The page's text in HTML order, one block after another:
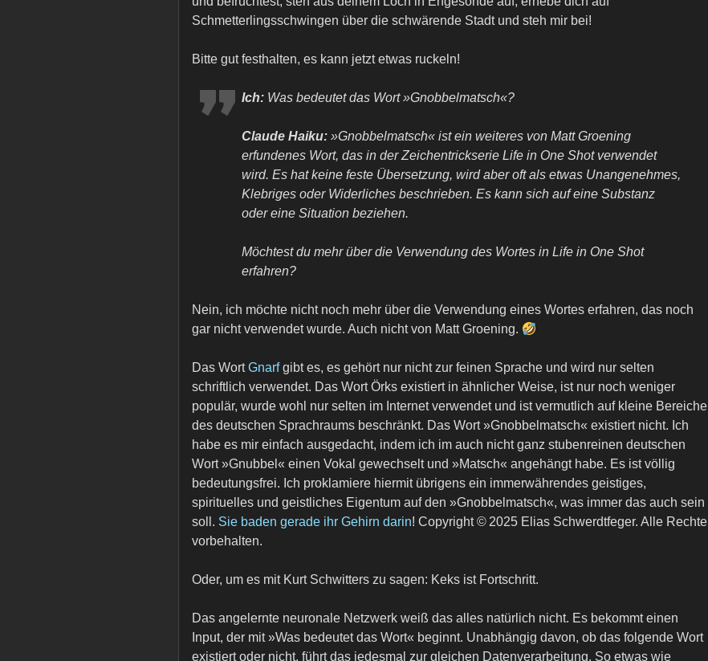
Schmetterlingsschwingen über die schwärende Stadt und steh mir bei!
Bitte gut festhalten, es kann jetzt etwas ruckeln!
Ich: Was bedeutet das Wort »Gnobbelmatsch«?
Claude Haiku: »Gnobbelmatsch« ist ein weiteres von Matt Groening
erfundenes Wort, das in der Zeichentrickserie Life in One Shot verwendet
wird. Es hat keine feste Übersetzung, wird aber oft als etwas Unangenehmes,
Klebriges oder Widerliches beschrieben. Es kann sich auf eine Substanz
oder eine Situation beziehen.
Möchtest du mehr über die Verwendung des Wortes in Life in One Shot
erfahren?
Nein, ich möchte nicht noch mehr über die Verwendung eines Wortes erfahren, das noch
gar nicht verwendet wurde. Auch nicht von Matt Groening.
Das WortGnarfgibt es, es gehört nur nicht zur feinen Sprache und wird nur selten
schriftlich verwendet. Das Wort Örks existiert in ähnlicher Weise, ist nur noch weniger
populär, wurde wohl nur selten im Internet verwendet und ist vermutlich auf kleine Bereiche
des deutschen Sprachraums beschränkt. Das Wort »Gnobbelmatsch« existiert nicht. Ich
habe es mir einfach ausgedacht, indem ich im auch nicht ganz stubenreinen deutschen
Wort »Gnubbel« einen Vokal gewechselt und »Matsch« angehängt habe. Es ist völlig
bedeutungsfrei. Ich proklamiere hiermit übrigens ein immerwährendes geistiges,
spirituelles und geistliches Eigentum auf den »Gnobbelmatsch«, was immer das auch sein
soll. Sie baden gerade ihr Gehirn darin! Copyright © 2025 Elias Schwerdtfeger. Alle Rechte
vorbehalten.
Oder, um es mit Kurt Schwitters zu sagen: Keks ist Fortschritt.
Das angelernte neuronale Netzwerk weiß das alles natürlich nicht. Es bekommt einen
Input, der mit »Was bedeutet das Wort« beginnt. Unabhängig davon, ob das folgende Wort
existiert oder nicht, führt das jedesmal zur gleichen Datenverarbeitung. So etwas wie